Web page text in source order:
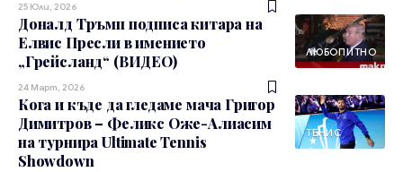
25 Юли, 2026
ЛЮБОПИТНО
Доналд Тръмп подписа китара на
Елвис Пресли в имението
„Грейсланд“ (ВИДЕО)
24 Март, 2026
ТЕНИС
Кога и къде да гледаме мача Григор
Димитров – Феликс Оже-Алиасим
на турнира Ultimate Tennis
Showdown